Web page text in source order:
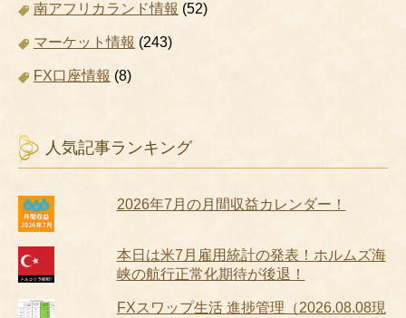
南アフリカランド情報 (52)
マーケット情報 (243)
FX口座情報 (8)
人気記事ランキング
2026年7月の月間収益カレンダー！
本日は米7月雇用統計の発表！ホルムズ海
峡の航行正常化期待が後退！
FXスワップ生活 進捗管理（2026.08.08現